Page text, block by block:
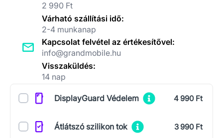
2 990 Ft
Várható szállítási idő:
2-4 munkanap
Kapcsolat felvétel az értékesítővel:
info@grandmobile.hu
Visszaküldés:
14 nap
KiegészítőkDisplayGuard Védelem 4 990 Ft
Átlátszó szilikon tok 3 990 Ft